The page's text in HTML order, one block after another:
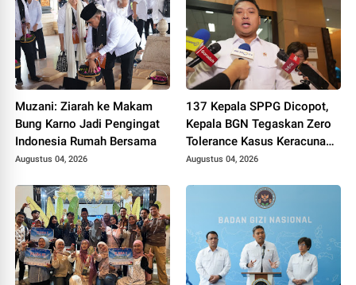
Muzani: Ziarah ke Makam
Bung Karno Jadi Pengingat
Indonesia Rumah Bersama
Augustus 04, 2026
137 Kepala SPPG Dicopot,
Kepala BGN Tegaskan Zero
Tolerance Kasus Keracunan
MBG
Augustus 04, 2026